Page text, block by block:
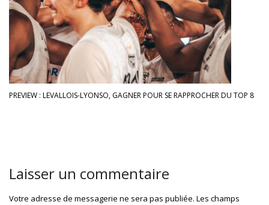
PREVIEW : LEVALLOIS-LYONSO, GAGNER POUR SE RAPPROCHER DU TOP 8
Laisser un commentaire
Votre adresse de messagerie ne sera pas publiée. Les champs